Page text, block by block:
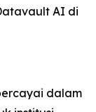
AI di
dalam